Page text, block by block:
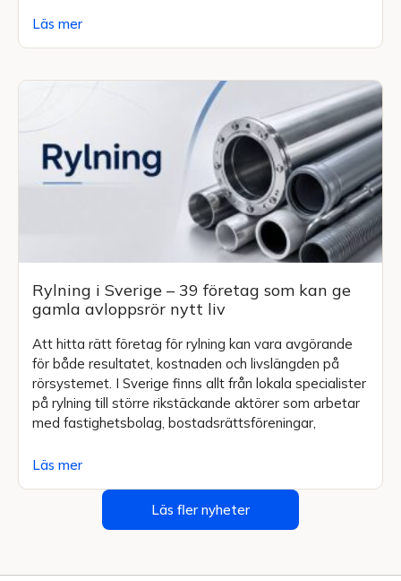
Läs mer
Rylning i Sverige – 39 företag som kan ge
gamla avloppsrör nytt liv
Att hitta rätt företag för rylning kan vara avgörande
för både resultatet, kostnaden och livslängden på
rörsystemet. I Sverige finns allt från lokala specialister
på rylning till större rikstäckande aktörer som arbetar
med fastighetsbolag, bostadsrättsföreningar,
Läs mer
Läs fler nyheter